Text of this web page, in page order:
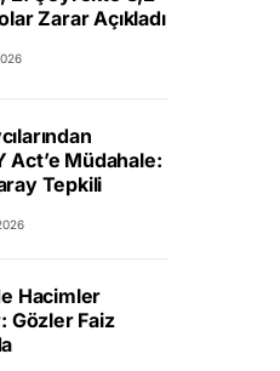
Zarar Açıkladı
Act’e Müdahale:
Tepkili
Hacimler
Gözler Faiz